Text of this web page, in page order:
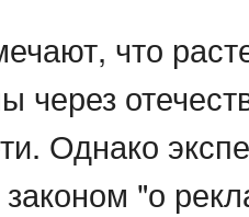
что
через
Однако
"о